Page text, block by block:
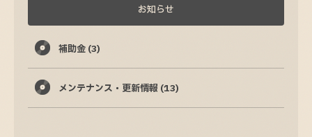
お知らせ
補助金 (3)
メンテナンス・更新情報 (13)